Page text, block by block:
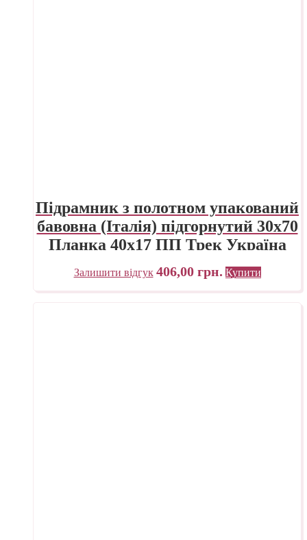
Підрамник з полотном упакований
бавовна (Італія) підгорнутий 30х70
Планка 40х17 ПП Трек Україна
Залишити відгук 406,00 грн. Купити